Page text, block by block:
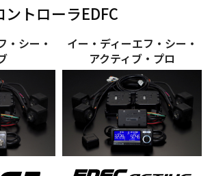
トローラEDFC
・シー・
イー・ディーエフ・シー・
アクティブ・プロ